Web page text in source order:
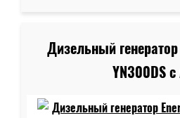
Дизельный
YN300DS